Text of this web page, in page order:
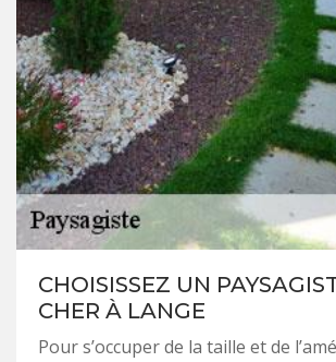
CHOISISSEZ UN
CHER À LANGE
Pour s’occuper de la taille et de